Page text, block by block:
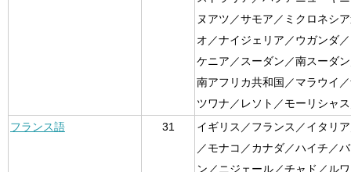
ヌアツ／サモア／ミクロネシ
オ／ナイジェリア／ウガンダ
ケニア／スーダン／南スーダ
南アフリカ共和国／マラウイ
ツワナ／レソト／モーリシャ
フランス語
31
イギリス／フランス／イタリ
／モナコ／カナダ／ハイチ／
ン／ニジェール／チャド／ル